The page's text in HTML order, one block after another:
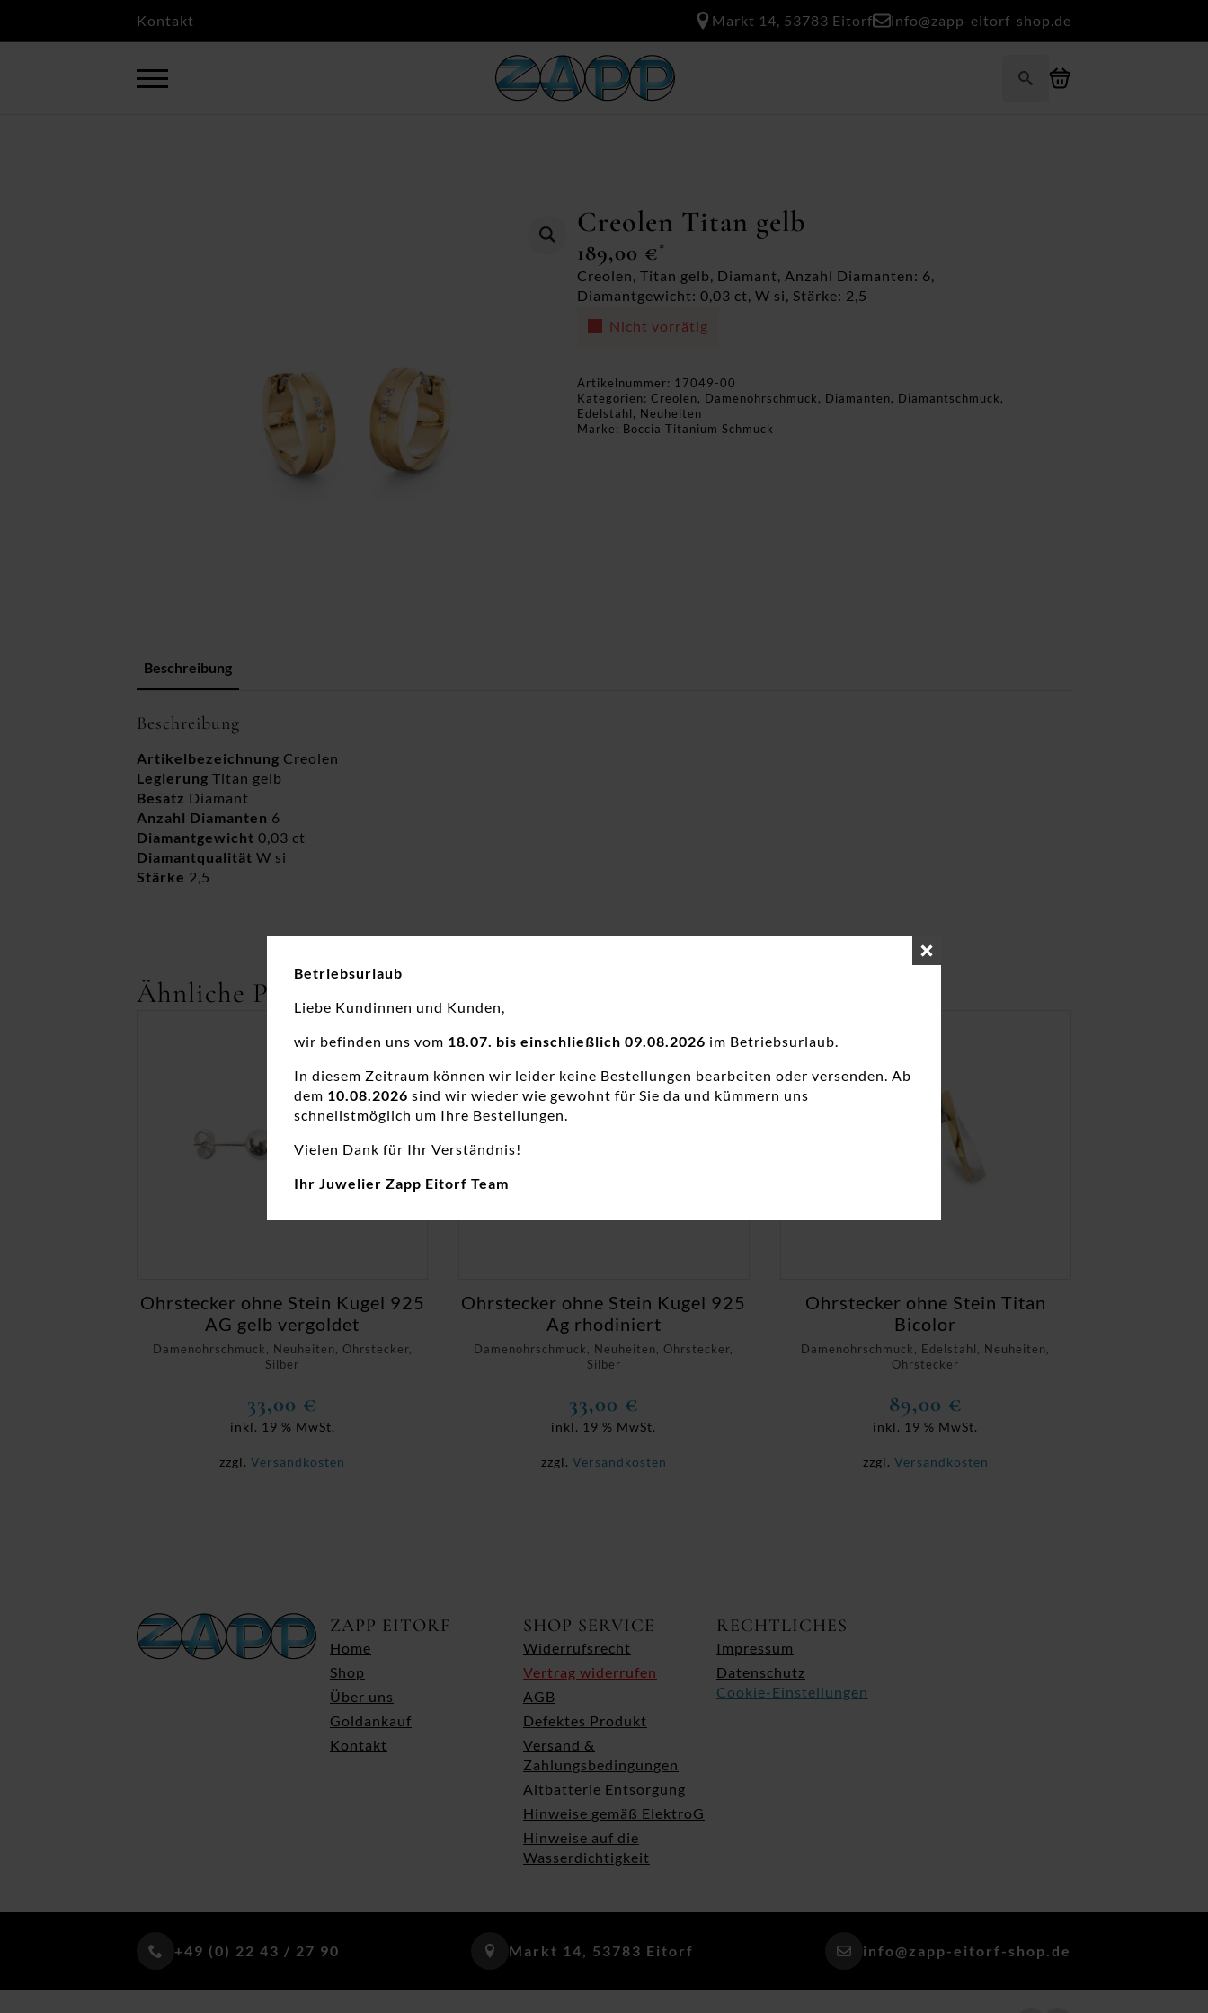
Kontakt Markt 14, 53783 Eitorf info@zapp-eitorf-shop.de
Creolen Titan gelb
189,00 €*
Creolen, Titan gelb, Diamant, Anzahl Diamanten: 6,
Diamantgewicht: 0,03 ct, W si, Stärke: 2,5
Nicht vorrätig
Artikelnummer: 17049-00
Kategorien: Creolen, Damenohrschmuck, Diamanten, Diamantschmuck,
Edelstahl, Neuheiten
Marke: Boccia Titanium Schmuck
Beschreibung
Beschreibung
Artikelbezeichnung Creolen
Legierung Titan gelb
Besatz Diamant
Anzahl Diamanten 6
Diamantgewicht 0,03 ct
Diamantqualität W si
Stärke 2,5
Ähnliche Produkte
Damenohrschmuck, Neuheiten, Ohrstecker,
Silber
Ohrstecker ohne Stein Kugel 925
AG gelb vergoldet
33,00 €
inkl. 19 % MwSt.
zzgl.Versandkosten
Damenohrschmuck, Neuheiten, Ohrstecker,
Silber
Ohrstecker ohne Stein Kugel 925
Ag rhodiniert
33,00 €
inkl. 19 % MwSt.
zzgl. Versandkosten
Damenohrschmuck, Edelstahl, Neuheiten,
Ohrstecker
Ohrstecker ohne Stein Titan
Bicolor
89,00 €
inkl. 19 % MwSt.
zzgl. Versandkosten
ZAPP EITORF
Home
Shop
Über uns
Goldankauf
Kontakt
SHOP SERVICE
Widerrufsrecht
Vertrag widerrufen
AGB
Defektes Produkt
Versand &
Zahlungsbedingungen
Altbatterie Entsorgung
Hinweise gemäß ElektroG
Hinweise auf die
Wasserdichtigkeit
RECHTLICHES
Impressum
Datenschutz
Cookie-Einstellungen
+49 (0) 22 43 / 27 90 Markt 14, 53783 Eitorf info@zapp-eitorf-shop.de
Betriebsurlaub
Liebe Kundinnen und Kunden,
wir befinden uns vom 18.07. bis einschließlich 09.08.2026 im Betriebsurlaub.
In diesem Zeitraum können wir leider keine Bestellungen bearbeiten oder versenden. Ab
dem 10.08.2026 sind wir wieder wie gewohnt für Sie da und kümmern uns
schnellstmöglich um Ihre Bestellungen.
Vielen Dank für Ihr Verständnis!
Ihr Juwelier Zapp Eitorf Team